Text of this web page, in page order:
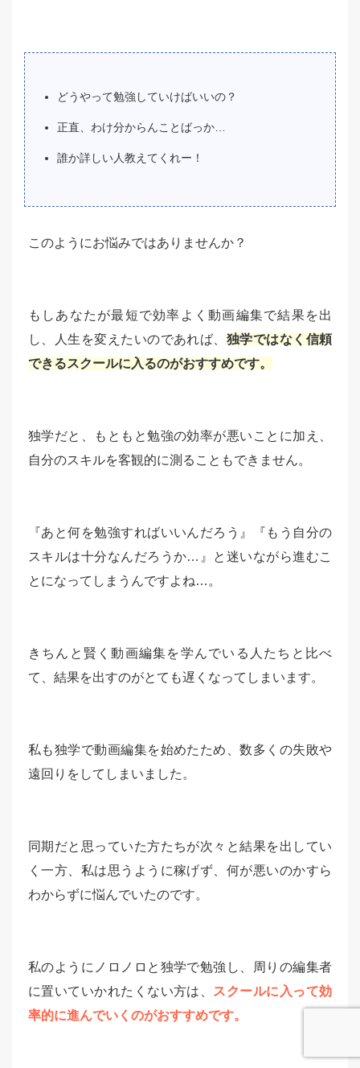
どうやって勉強していけばいいの？
正直、わけ分からんことばっか…
誰か詳しい人教えてくれー！
このようにお悩みではありませんか？
もしあなたが最短で効率よく動画編集で結果を出
し、人生を変えたいのであれば、 独学ではなく信頼
できるスクールに入るのがおすすめです。
独学だと、もともと勉強の効率が悪いことに加え、
自分のスキルを客観的に測ることもできません。
『あと何を勉強すればいいんだろう』『もう自分の
スキルは十分なんだろうか…』と迷いながら進むこ
とになってしまうんですよね…。
きちんと賢く動画編集を学んでいる人たちと比べ
て、結果を出すのがとても遅くなってしまいます。
私も独学で動画編集を始めたため、数多くの失敗や
遠回りをしてしまいました。
同期だと思っていた方たちが次々と結果を出してい
く一方、私は思うように稼げず、何が悪いのかすら
わからずに悩んでいたのです。
私のようにノロノロと独学で勉強し、周りの編集者
に置いていかれたくない方は、 スクールに入って効
率的に進んでいくのがおすすめです。